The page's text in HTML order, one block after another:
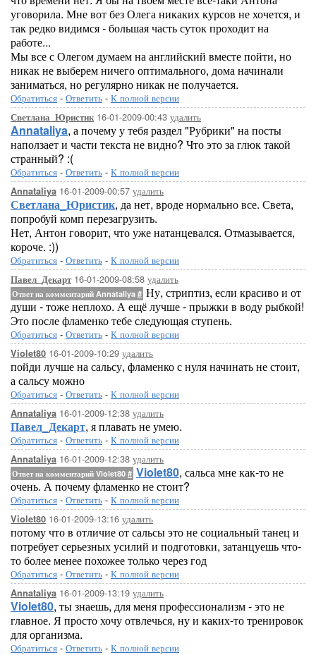
уговорила. Мне вот без Олега никаких курсов не хочется, и
так редко видимся - большая часть суток проходит на
работе...
Мы все с Олегом думаем на английский вместе пойти, но
никак не выберем ничего оптимального, дома начинали
заниматься, но регулярно никак не получается.
Обратиться - Ответить - К полной версии
Светлана_Юристик16-01-2009-00:43 удалить
Annataliya, а почему у тебя раздел "Рубрики" на посты
наползает и части текста не видно? Что это за глюк такой
странный? :(
Обратиться - Ответить - К полной версии
Annataliya 16-01-2009-00:57 удалить
Светлана_Юристик, да нет, вроде нормально все. Света,
попробуй комп перезагрузить.
Нет, Антон говорит, что уже натанцевался. Отмазывается,
короче. :))
Обратиться - Ответить - К полной версии
Павел_Декарт16-01-2009-08:58 удалить
Ответ на комментарий Annataliya # Ну, стриптиз, если красиво и от
души - тоже неплохо. А ещё лучше - прыжки в воду рыбкой!
Это после фламенко тебе следующая ступень.
Обратиться - Ответить - К полной версии
Violet80 16-01-2009-10:29 удалить
пойди лучше на сальсу, фламенко с нуля начинать не стоит,
а сальсу можно
Обратиться - Ответить - К полной версии
Annataliya 16-01-2009-12:38 удалить
Павел_Декарт, я плавать не умею.
Обратиться - Ответить - К полной версии
Annataliya 16-01-2009-12:38 удалить
Ответ на комментарий Violet80 # Violet80, сальса мне как-то не
очень. А почему фламенко не стоит?
Обратиться - Ответить - К полной версии
Violet80 16-01-2009-13:16 удалить
потому что в отличие от сальсы это не социальный танец и
потребует серьезных усилий и подготовки, затанцуешь что-
то более менее похожее только через год
Обратиться - Ответить - К полной версии
Annataliya 16-01-2009-13:19 удалить
Violet80, ты знаешь, для меня профессионализм - это не
главное. Я просто хочу отвлечься, ну и каких-то тренировок
для организма.
Обратиться - Ответить - К полной версии